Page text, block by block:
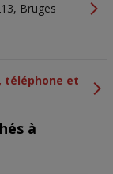
Bruges
téléphone et
à